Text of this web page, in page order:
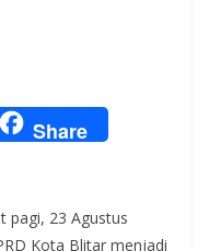
Share
pagi, 23 Agustus
Kota Blitar menjadi